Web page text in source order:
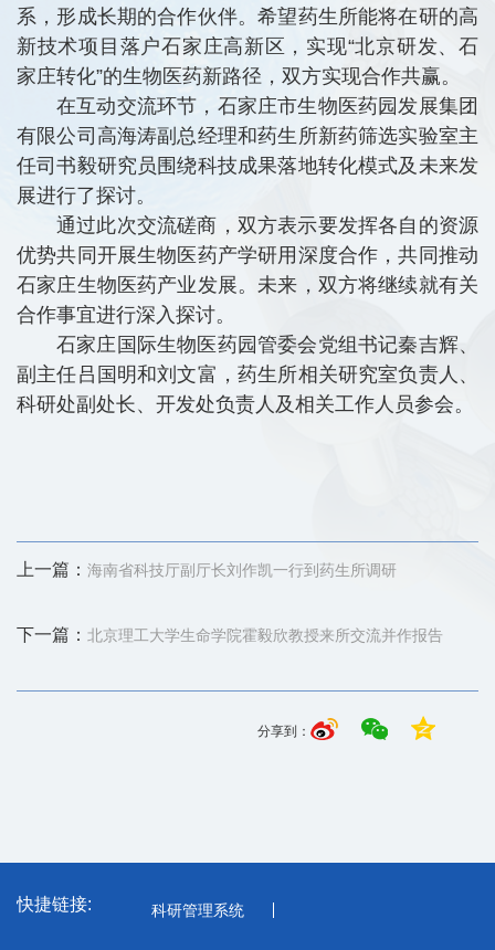
系，形成长期的合作伙伴。希望药生所能将在研的高
新技术项目落户石家庄高新区，实现“北京研发、石
家庄转化”的生物医药新路径，双方实现合作共赢。
在互动交流环节，石家庄市生物医药园发展集团
有限公司高海涛副总经理和药生所新药筛选实验室主
任司书毅研究员围绕科技成果落地转化模式及未来发
展进行了探讨。
通过此次交流磋商，双方表示要发挥各自的资源
优势共同开展生物医药产学研用深度合作，共同推动
石家庄生物医药产业发展。未来，双方将继续就有关
合作事宜进行深入探讨。
石家庄国际生物医药园管委会党组书记秦吉辉、
副主任吕国明和刘文富，药生所相关研究室负责人、
科研处副处长、开发处负责人及相关工作人员参会。
上一篇： 海南省科技厅副厅长刘作凯一行到药生所调研
下一篇： 北京理工大学生命学院霍毅欣教授来所交流并作报告
分享到：
快捷链接: 科研管理系统